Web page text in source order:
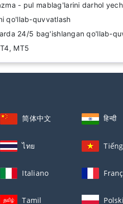
- pul mablag'larini darhol
qo'llab-quvvatlash
24/5 bag'ishlangan qo'llab-
MT5
简体中文 हिन्दी
ไทย
Italiano
Tamil Polski